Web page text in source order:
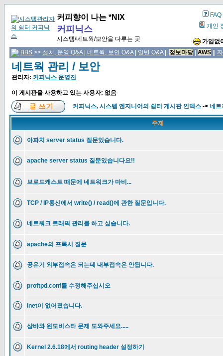
커피향이 나는 *NIX
커피닉스
시스템/네트웍/보안을 다루는 곳
FAQ
개인
가입없
BBS >> 설치, 운영 Q&A| 네트웍, 보안 Q&A| 일반 Q&A|| 정보마당| AWS
네트웍 관리 / 보안
관리자: 커피닉스 운영진
이 게시판을 사용하고 있는 사용자: 없음
커피닉스, 시스템 엔지니어의 쉼터 게시판 인덱스 -> 네트
주제
아파치 server status 질문있습니다.
apache server status 질문있습니다요!!
브로드캐스트 때문에 네트워크가 마비...
TCP / IP통신에서 write() / read()에 관한 질문입니다.
네트워크 트래픽 관리를 하고 싶습니다.
apache의 프록시 질문
공유기 외부접속은 되는데 내부접속은 안됩니다.
proftpd.conf를 수정해주십시오
inet이 없어졌습니다.
삼바와 윈도비스타 문제 도와주세요.....
Kernel 2.6.18에서 routing header 설정하기